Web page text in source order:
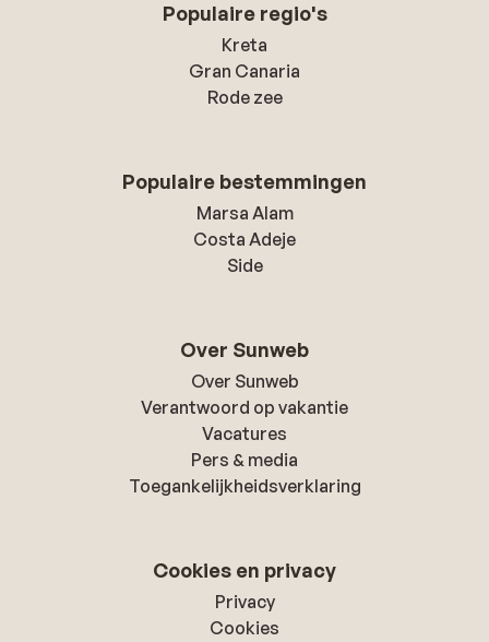
Populaire regio's
Kreta
Gran Canaria
Rode zee
Populaire bestemmingen
Marsa Alam
Costa Adeje
Side
Over Sunweb
Over Sunweb
Verantwoord op vakantie
Vacatures
Pers & media
Toegankelijkheidsverklaring
Cookies en privacy
Privacy
Cookies